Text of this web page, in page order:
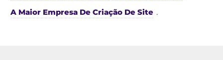
A Maior Empresa De Criação De Site .